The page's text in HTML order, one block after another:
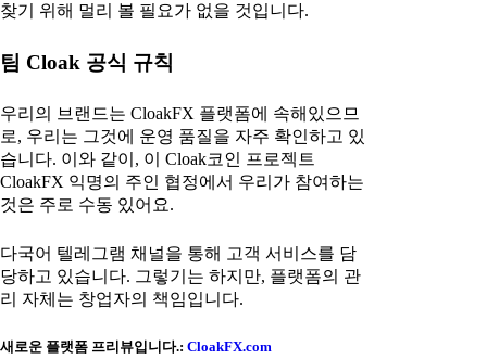
찾기 위해 멀리 볼 필요가 없을 것입니다.
팀 Cloak 공식 규칙
우리의 브랜드는 CloakFX 플랫폼에 속해있으므
로, 우리는 그것에 운영 품질을 자주 확인하고 있
습니다. 이와 같이, 이 Cloak코인 프로젝트
CloakFX 익명의 주인 협정에서 우리가 참여하는
것은 주로 수동 있어요.
다국어 텔레그램 채널을 통해 고객 서비스를 담
당하고 있습니다. 그렇기는 하지만, 플랫폼의 관
리 자체는 창업자의 책임입니다.
새로운 플랫폼 프리뷰입니다.: CloakFX.com